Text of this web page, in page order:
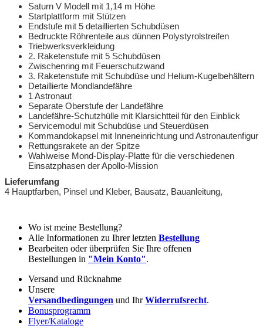
Saturn V Modell mit 1,14 m Höhe
Startplattform mit Stützen
Endstufe mit 5 detaillierten Schubdüsen
Bedruckte Röhrenteile aus dünnen Polystyrolstreifen
Triebwerksverkleidung
2. Raketenstufe mit 5 Schubdüsen
Zwischenring mit Feuerschutzwand
3. Raketenstufe mit Schubdüse und Helium-Kugelbehältern
Detaillierte Mondlandefähre
1 Astronaut
Separate Oberstufe der Landefähre
Landefähre-Schutzhülle mit Klarsichtteil für den Einblick
Servicemodul mit Schubdüse und Steuerdüsen
Kommandokapsel mit Inneneinrichtung und Astronautenfigur
Rettungsrakete an der Spitze
Wahlweise Mond-Display-Platte für die verschiedenen
Einsatzphasen der Apollo-Mission
Lieferumfang
4 Hauptfarben, Pinsel und Kleber, Bausatz, Bauanleitung,
Wo ist meine Bestellung?
Alle Informationen zu Ihrer letzten Bestellung
Bearbeiten oder überprüfen Sie Ihre offenen
Bestellungen in "Mein Konto".
Versand und Rücknahme
Unsere
Versandbedingungen und IhrWiderrufsrecht.
Bonusprogramm
Flyer/Kataloge